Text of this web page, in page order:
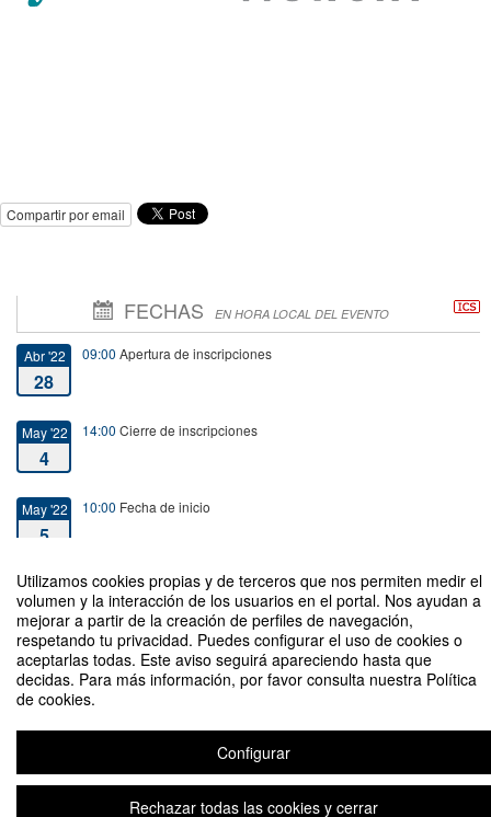
Utilizamos cookies propias y de terceros que nos permiten medir el
volumen y la interacción de los usuarios en el portal. Nos ayudan a
mejorar a partir de la creación de perfiles de navegación,
respetando tu privacidad. Puedes configurar el uso de cookies o
aceptarlas todas. Este aviso seguirá apareciendo hasta que
decidas. Para más información, por favor consulta nuestra Política
de cookies.
Configurar
Rechazar todas las cookies y cerrar
Compartir por email
FECHAS EN HORA LOCAL DEL EVENTO
Abr '22
28
09:00 Apertura de inscripciones
May '22
4
14:00 Cierre de inscripciones
May '22
5
10:00 Fecha de inicio
May '22
5
14:00Fecha de fin
Jornada: El siglo de Alfonso X
Contacto
Plataforma de organización de eventos Symposium